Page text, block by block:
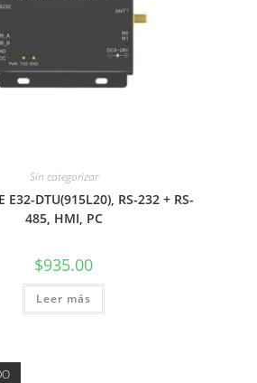
Sin categorizar
E32-DTU(915L20), RS-232 + RS-
485, HMI, PC
$935.00
Leer más